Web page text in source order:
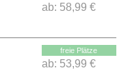
ab: 58,99 €
freie Plätze
ab: 53,99 €